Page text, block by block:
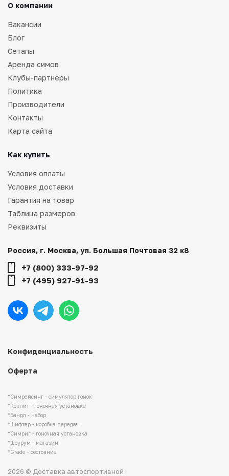
*Симрейсинг - симулятор гонок
*Кокпит - гоночная установка
*Бандл - набор
*Шифтер - коробка передач
*Симриг - гоночная установка
*Шоурум - магазин
*Grade - состояние
2026 © Доставка автоспортивной
Конфиденциальность
Оферта
О компании
Вакансии
Блог
Сетапы
Аренда симов
Клубы-партнеры
Политика
Производители
Контакты
Карта сайта
Как купить
Условия оплаты
Условия доставки
Гарантия на товар
Таблица размеров
Реквизиты
Россия, г. Москва, ул. Большая Почтовая 32 к8
+7 (800) 333-97-92
+7 (495) 927-91-93